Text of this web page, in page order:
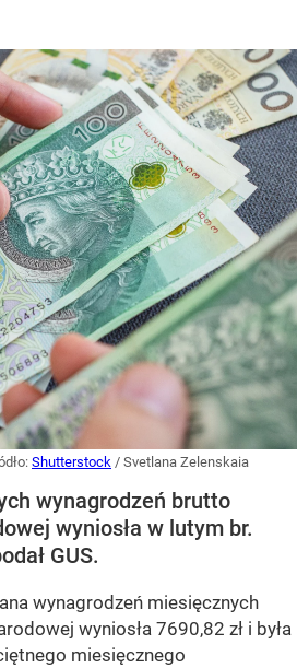
Shutterstock / Svetlana Zelenskaia
wynagrodzeń brutto
wyniosła w lutym br.
GUS.
wynagrodzeń miesięcznych
wyniosła 7690,82 zł i była
miesięcznego